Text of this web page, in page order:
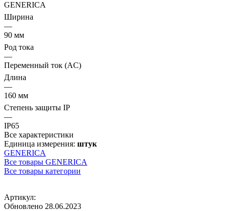
GENERICA
Ширина
—
90 мм
Род тока
—
Переменный ток (AC)
Длина
—
160 мм
Степень защиты IP
—
IP65
Все характеристики
Единица измерения: штук
GENERICA
Все товары GENERICA
Все товары категории
Артикул:
Обновлено 28.06.2023